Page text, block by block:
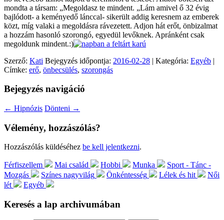
mondta a társam: „Megoldasz te mindent. „Lám amivel ő 32 évig
bajlódott- a keményedő lánccal- sikerült addig keresnem az emberek
közt, míg valaki a megoldásra rávezetett. Adjon hát erőt, önbizalmat
a hozzám hasonló szorongó, egyedül levőknek. Apránként csak
megoldunk mindent.:)
Szerző: Kati Bejegyzés időpontja: 2016-02-28 | Kategória: Egyéb |
Címke: erő, önbecsülés, szorongás
Bejegyzés navigáció
← Hipnózis Dönteni →
Vélemény, hozzászólás?
Hozzászólás küldéséhez be kell jelentkezni.
Férfiszellem Mai család Hobbi Munka
Sport - Tánc -
Mozgás
Színes nagyvilág Önkéntesség Lélek és hit
Női
lét
Egyéb
Keresés a lap archivumában